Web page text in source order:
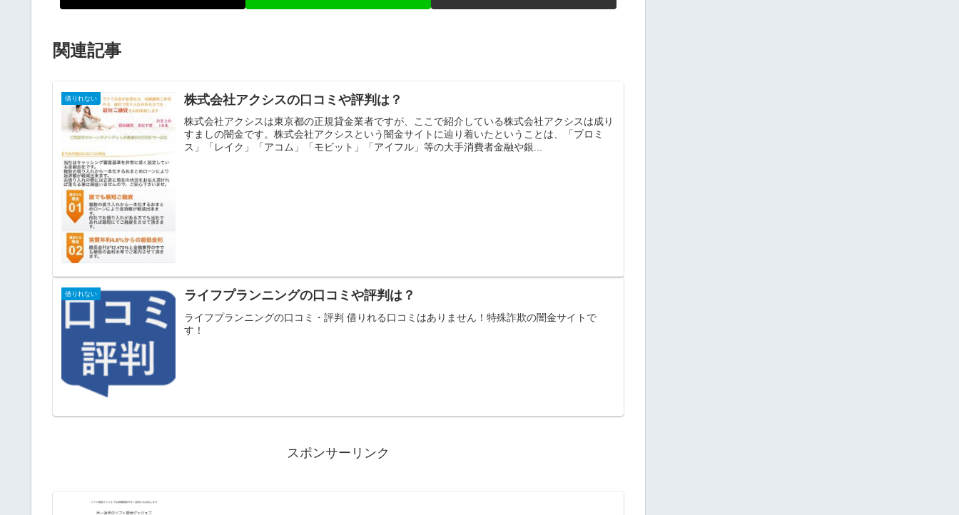
関連記事
借りれない 株式会社アクシスの口コミや評判は？
株式会社アクシスは東京都の正規貸金業者ですが、ここで紹介している株式会社アクシスは成り
すましの闇金です。株式会社アクシスという闇金サイトに辿り着いたということは、「プロミ
ス」「レイク」「アコム」「モビット」「アイフル」等の大手消費者金融や銀...
借りれない ライフプランニングの口コミや評判は？
ライフプランニングの口コミ・評判 借りれる口コミはありません！特殊詐欺の闇金サイトで
す！
スポンサーリンク